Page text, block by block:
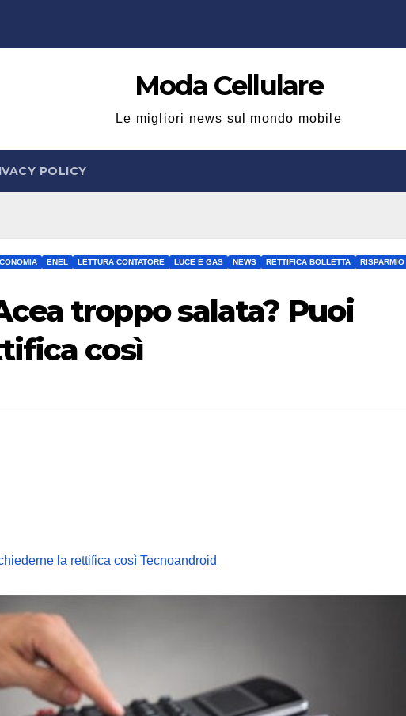
Moda Cellulare
Le migliori news sul mondo mobile
POLICY
ENEL LETTURA CONTATORE LUCE E GAS NEWS RETTIFICA BOLLETTA
RISPARMIO
troppo salata? Puoi
così
la rettifica così Tecnoandroid